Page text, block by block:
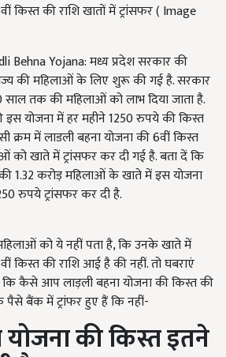
किस्त की राशि खातों में ट्रांसफर ( Image
Yojana: मध्य प्रदेश सरकार की
की महिलाओं के लिए शुरू की गई है. सरकार
तक की महिलाओं को लाभ दिया जाता है.
योजना में हर महीने 1250 रुपये की किस्त
क्रम में लाडली बहना योजना की 6वीं किस्त
को खाते में ट्रांसफर कर दी गई है. बता दें कि
1.32 करोड़ महिलाओं के खाते में इस योजना
रुपये ट्रांसफर कर दी है.
को ये नहीं पता है, कि उनके खाते में
किस्त की राशि आई है की नहीं. तो घबराएं
कैसे आप लाड़ली बहना योजना की किस्त की
पैसे बैंक में ट्रांफर हुए हैं कि नहीं-
योजना की किस्त इतने